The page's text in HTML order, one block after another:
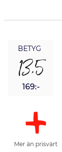
BETYG
13,5
169:-
Mer än prisvärt